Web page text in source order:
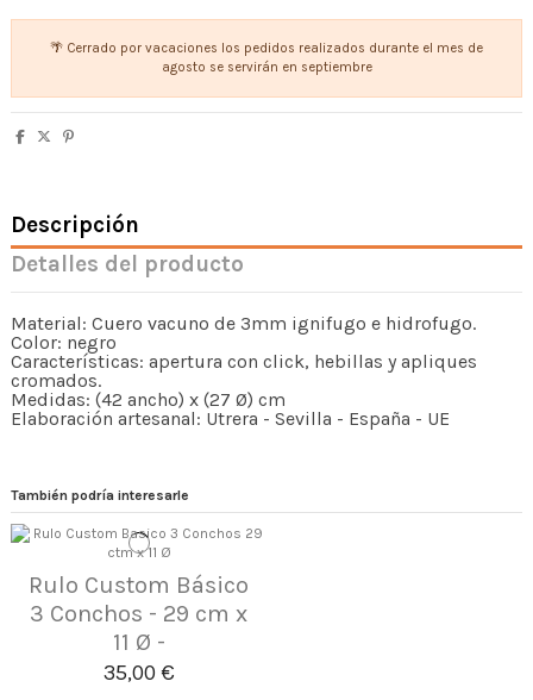
🌴 Cerrado por vacaciones los pedidos realizados durante el mes de
agosto se servirán en septiembre
Descripción
Detalles del producto
Material: Cuero vacuno de 3mm ignifugo e hidrofugo.
Color: negro
Características: apertura con click, hebillas y apliques
cromados.
Medidas: (42 ancho) x (27 Ø) cm
Elaboración artesanal: Utrera - Sevilla - España - UE
También podría interesarle
Rulo Custom Básico
3 Conchos - 29 cm x
11 Ø -
35,00 €